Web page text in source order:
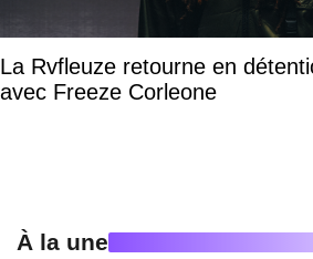
La Rvfleuze retourne en
avec Freeze Corleone
À la une